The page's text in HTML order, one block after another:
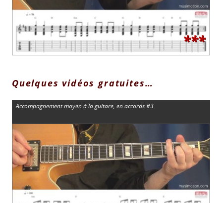
***
Quelques vidéos gratuites…
Accompagnement moyen à la guitare, en accords #3